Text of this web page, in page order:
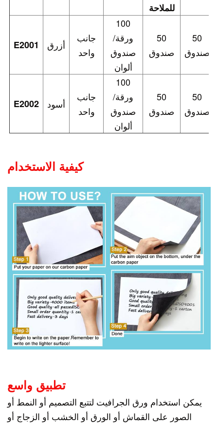
للملاحة
E2001 أزرق
جانب
واحد
100
ورقة/
صندوق
ألوان
50
صندوق
50
صندوق
E2002 أسود
جانب
واحد
100
ورقة/
صندوق
ألوان
50
صندوق
50
صندوق
كيفية الاستخدام
تطبيق واسع
يمكن استخدام ورق الجرافيت لتتبع التصميم أو النمط أو
الصور على القماش أو الورق أو الخشب أو الزجاج أو